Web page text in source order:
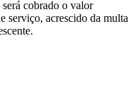
cobrado o valor
serviço, acrescido da multa